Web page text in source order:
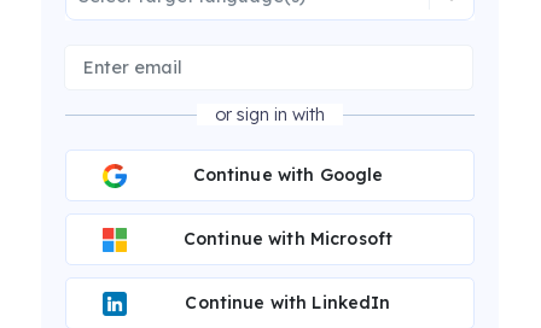
or sign in with
Continue with Google
Continue with Microsoft
Continue with LinkedIn